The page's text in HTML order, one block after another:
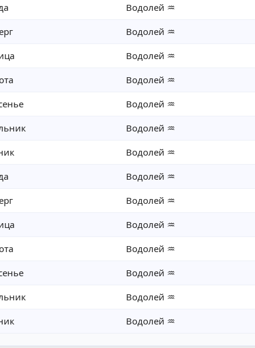
Водолей ♒
Водолей ♒
Водолей ♒
Водолей ♒
Водолей ♒
Водолей ♒
Водолей ♒
Водолей ♒
Водолей ♒
Водолей ♒
Водолей ♒
Водолей ♒
Водолей ♒
Водолей ♒